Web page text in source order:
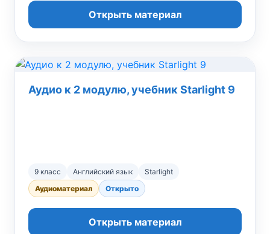
Открыть материал
Аудио к 2 модулю, учебник Starlight 9
9 класс Английский язык
Starlight
Аудиоматериал
Открыто
Открыть материал